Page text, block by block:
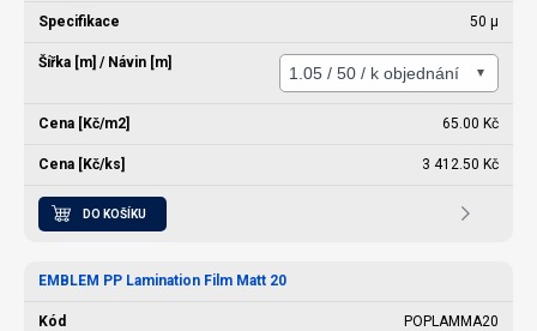
50 µ
65.00 Kč
3 412.50 Kč
DO KOŠÍKU
EMBLEM PP Lamination Film Matt 20
POPLAMMA20